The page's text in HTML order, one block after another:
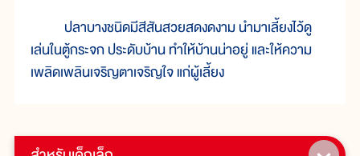
ปลาบางชนิดมีสีสันสวยสดงดงาม นำมาเลี้ยงไว้ดู
เล่นในตู้กระจก ประดับบ้าน ทำให้บ้านน่าอยู่ และให้ความ
เพลิดเพลินเจริญตาเจริญใจ แก่ผู้เลี้ยง